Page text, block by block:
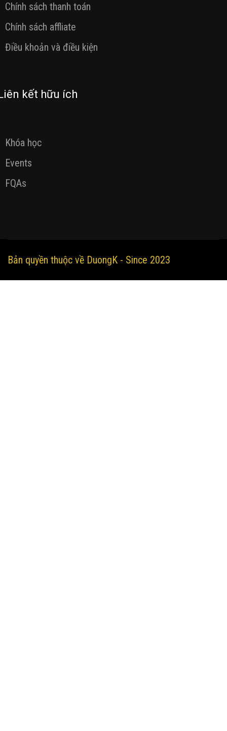
Chính sách thanh toán
Chính sách affliate
Điều khoản và điều kiện
kết hữu ích
Khóa học
Events
FQAs
Bản quyền thuộc về DuongK - Since 2023